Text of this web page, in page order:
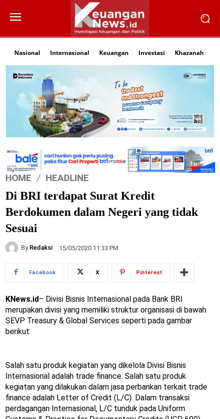
Nasional Internasional Keuangan Investasi Khazanah
HOME HEADLINE
Di BRI terdapat Surat Kredit
Berdokumen dalam Negeri yang tidak
Sesuai
By Redaksi 15/05/2020 11:33 PM
Facebook X Pinterest
KNews.id– Divisi Bisnis Internasional pada Bank BRI
merupakan divisi yang memiliki struktur organisasi di bawah
SEVP Treasury & Global Services seperti pada gambar
berikut:
Salah satu produk kegiatan yang dikelola Divisi Bisnis
Internasional adalah trade finance. Salah satu produk
kegiatan yang dilakukan dalam jasa perbankan terkait trade
finance adalah Letter of Credit (L/C). Dalam transaksi
perdagangan Internasional, L/C tunduk pada Uniform